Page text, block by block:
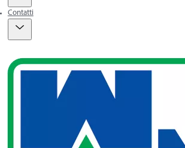
Contatti